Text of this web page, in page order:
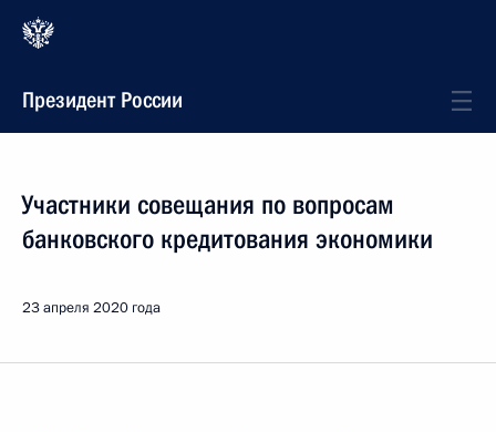
Президент России
Участники совещания по вопросам
банковского кредитования экономики
23 апреля 2020 года